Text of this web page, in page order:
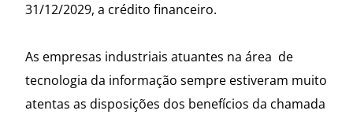
31/12/2029, a crédito financeiro.
As empresas industriais atuantes na área de
tecnologia da informação sempre estiveram muito
atentas as disposições dos benefícios da chamada